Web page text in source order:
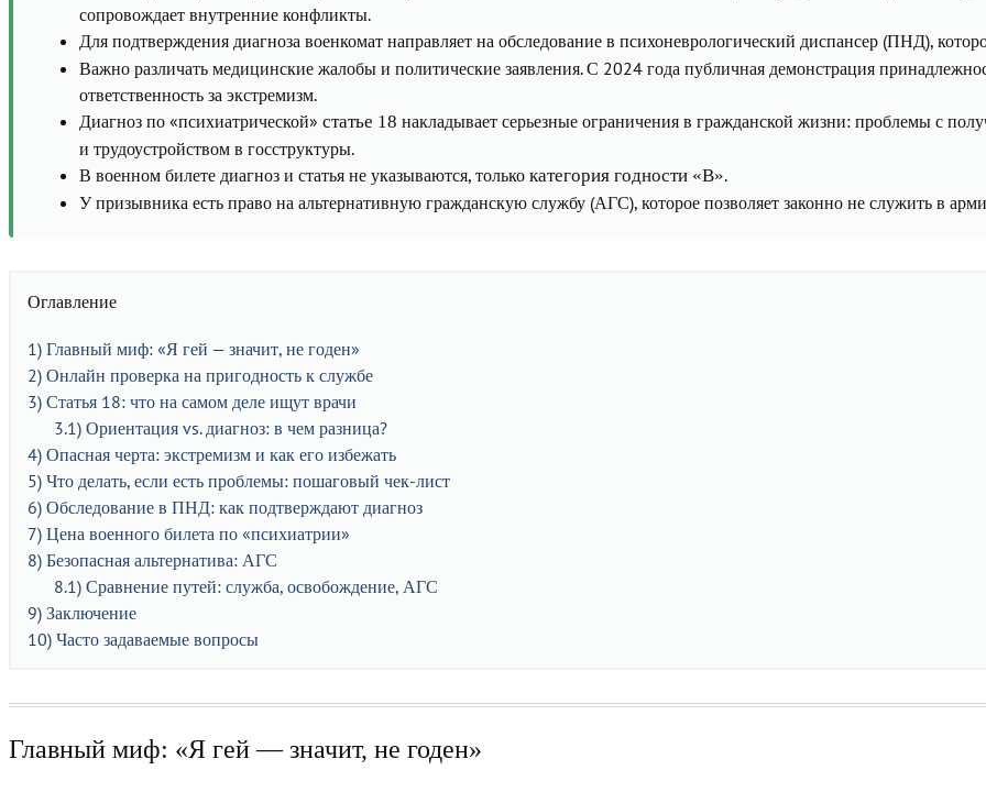
сопровождает внутренние конфликты.
Для подтверждения диагноза военкомат направляет на обследование в психоневрологический диспансер (ПНД),
Важно различать медицинские жалобы и политические заявления. С 2024 года публичная демонстрация
ответственность за экстремизм.
Диагноз по «психиатрической» статье 18 накладывает серьезные ограничения в гражданской жизни: проблемы с
и трудоустройством в госструктуры.
В военном билете диагноз и статья не указываются, только категория годности «В».
У призывника есть право на альтернативную гражданскую службу (АГС), которое позволяет законно не служить в
Оглавление
1 Главный миф: «Я гей — значит, не годен»
2 Онлайн проверка на пригодность к службе
3 Статья 18: что на самом деле ищут врачи
3.1 Ориентация vs. диагноз: в чем разница?
4 Опасная черта: экстремизм и как его избежать
5 Что делать, если есть проблемы: пошаговый чек-лист
6 Обследование в ПНД: как подтверждают диагноз
7 Цена военного билета по «психиатрии»
8 Безопасная альтернатива: АГС
8.1 Сравнение путей: служба, освобождение, АГС
9 Заключение
10 Часто задаваемые вопросы
Главный миф: «Я гей — значит, не годен»